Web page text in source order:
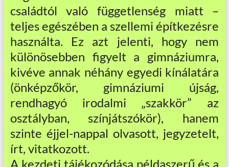
családtól való függetlenség miatt –
teljes egészében a szellemi építkezésre
használta. Ez azt jelenti, hogy nem
különösebben figyelt a gimnáziumra,
kivéve annak néhány egyedi kínálatára
(önképzőkör, gimnáziumi újság,
rendhagyó irodalmi „szakkör” az
osztályban, színjátszókör), hanem
szinte éjjel-nappal olvasott, jegyzetelt,
írt, vitatkozott.
A kezdeti tájékozódása példaszerű és a